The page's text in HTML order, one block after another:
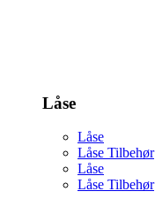
Låse
Låse
Låse Tilbehør
Låse
Låse Tilbehør